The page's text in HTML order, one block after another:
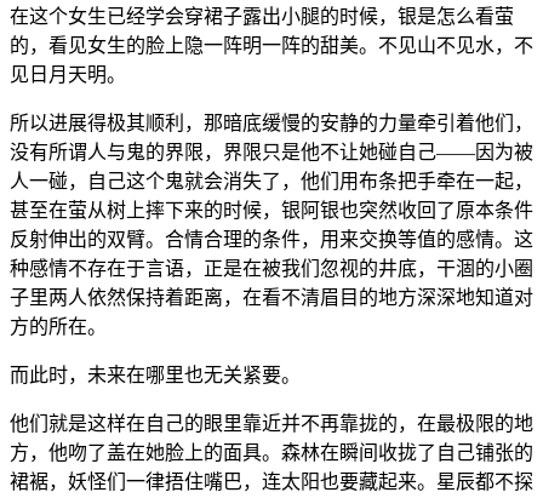
在这个女生已经学会穿裙子露出小腿的时候，银是怎么看萤
的，看见女生的脸上隐一阵明一阵的甜美。不见山不见水，不
见日月天明。
所以进展得极其顺利，那暗底缓慢的安静的力量牵引着他们，
没有所谓人与鬼的界限，界限只是他不让她碰自己——因为被
人一碰，自己这个鬼就会消失了，他们用布条把手牵在一起，
甚至在萤从树上摔下来的时候，银阿银也突然收回了原本条件
反射伸出的双臂。合情合理的条件，用来交换等值的感情。这
种感情不存在于言语，正是在被我们忽视的井底，干涸的小圈
子里两人依然保持着距离，在看不清眉目的地方深深地知道对
方的所在。
而此时，未来在哪里也无关紧要。
他们就是这样在自己的眼里靠近并不再靠拢的，在最极限的地
方，他吻了盖在她脸上的面具。森林在瞬间收拢了自己铺张的
裙裾，妖怪们一律捂住嘴巴，连太阳也要藏起来。星辰都不探